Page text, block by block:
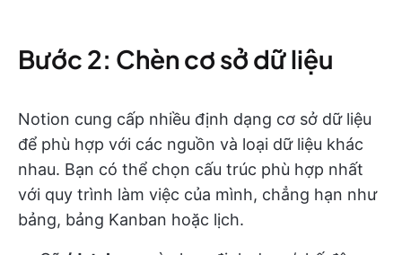
Bước 2: Chèn cơ sở dữ liệu
Notion cung cấp nhiều định dạng cơ sở dữ liệu
để phù hợp với các nguồn và loại dữ liệu khác
nhau. Bạn có thể chọn cấu trúc phù hợp nhất
với quy trình làm việc của mình, chẳng hạn như
bảng, bảng Kanban hoặc lịch.